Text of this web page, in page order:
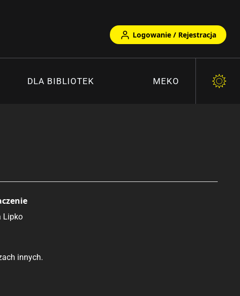
Logowanie / Rejestracja
DLA BIBLIOTEK MEKO
Lipko
innych.